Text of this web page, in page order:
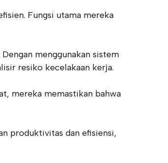
Fungsi utama mereka
menggunakan sistem
resiko kecelakaan kerja.
mereka memastikan bahwa
produktivitas dan efisiensi,